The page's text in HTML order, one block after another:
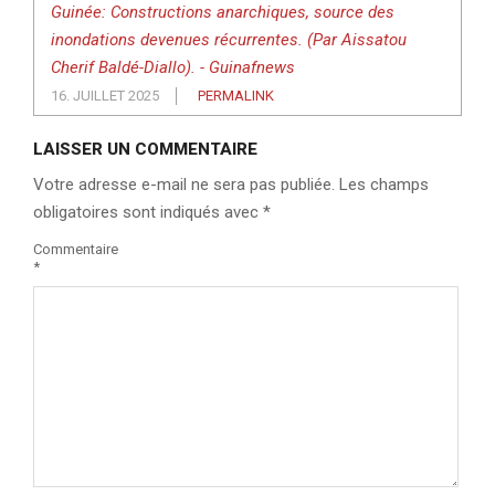
Guinée: Constructions anarchiques, source des
inondations devenues récurrentes. (Par Aissatou
Cherif Baldé-Diallo). - Guinafnews
16. JUILLET 2025 PERMALINK
LAISSER UN COMMENTAIRE
Votre adresse e-mail ne sera pas publiée. Les champs
obligatoires sont indiqués avec *
Commentaire
*